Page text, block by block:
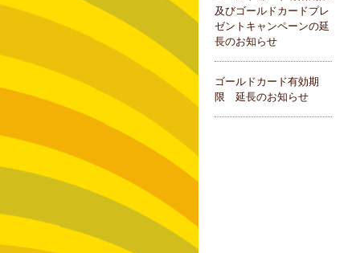
及びゴールドカードプレ
ゼントキャンペーンの延
長のお知らせ
ゴールドカード有効期
限 延長のお知らせ